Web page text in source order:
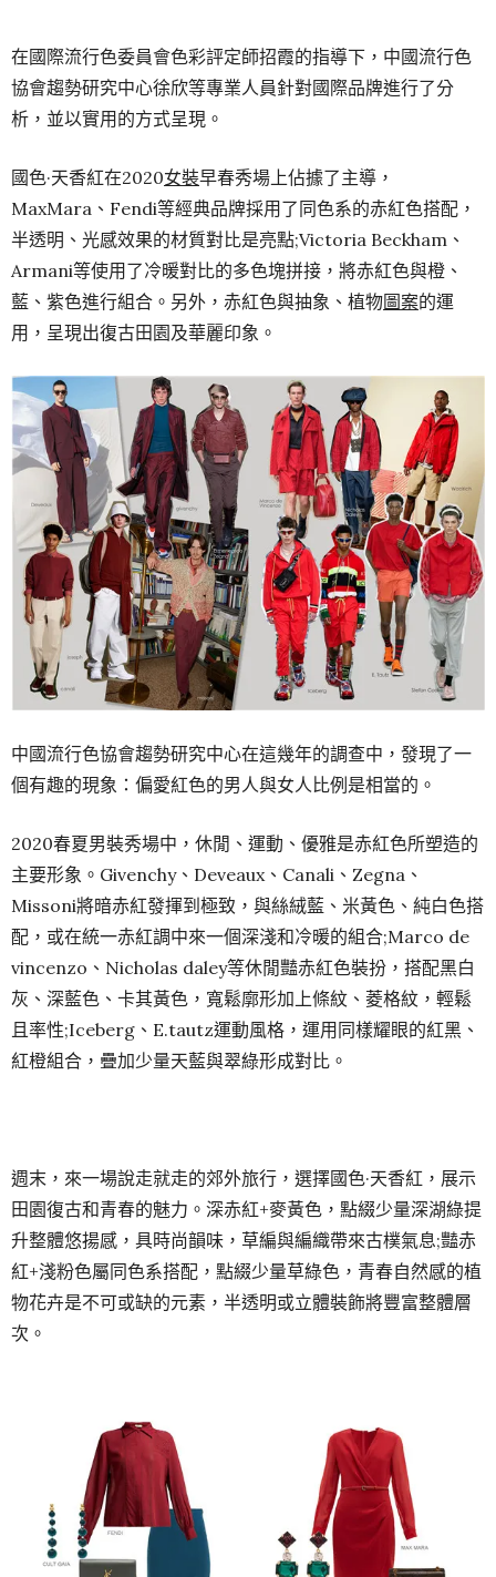
協會趨勢研究中心徐欣等專業人員針對國際品牌進行了分
析，並以實用的方式呈現。
國色·天香紅在2020女裝
早春秀場上佔據了主導，
MaxMara、Fendi等經典品牌採用了同色系的赤紅色搭配，
半透明、光感效果的材質對比是亮點;Victoria Beckham、
Armani等使用了冷暖對比的多色塊拼接，將赤紅色與橙、
藍、紫色進行組合。另外，赤紅色與抽象、植物圖案 的運
用，呈現出復古田園及華麗印象。
中國流行色協會趨勢研究中心在這幾年的調查中，發現了一
主要形象。Givenchy、Deveaux、Canali、Zegna、
Missoni將暗赤紅發揮到極致，與絲絨藍、米黃色、純白色搭
配，或在統一赤紅調中來一個深淺和冷暖的組合;Marco de
vincenzo、Nicholas daley等休閒豔赤紅色裝扮，搭配黑白
灰、深藍色、卡其黃色，寬鬆廓形加上條紋、菱格紋，輕鬆
且率性;Iceberg、E.tautz運動風格，運用同樣耀眼的紅黑、